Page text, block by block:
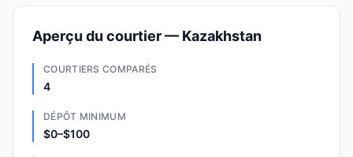
Aperçu du courtier — Kazakhstan
COURTIERS COMPARÉS
4
DÉPÔT MINIMUM
$0–$100